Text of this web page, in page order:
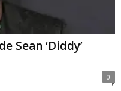
Sean ‘Diddy’
0